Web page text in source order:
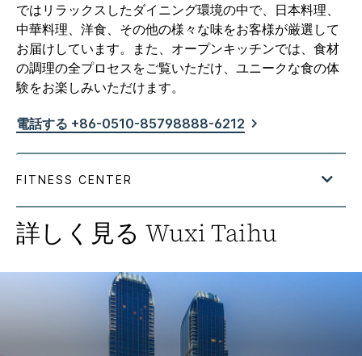
ではリラックスしたダイニング環境の中で、日本料理、
中華料理、洋食、その他の様々な味をお客様が厳選して
お届けしています。また、オープンキッチンでは、食材
の調理の全プロセスをご覧いただけ、ユニークな食の体
験をお楽しみいただけます。
電話する +86-0510-85798888-6212
詳しく見る Wuxi Taihu